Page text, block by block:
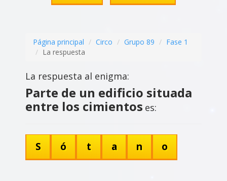
Página principal Circo Grupo 89
Fase 1
La respuesta
La respuesta al enigma:
Parte de un edificio situada
entre los cimientos es:
S ó t a n o